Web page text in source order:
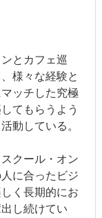
とカフェ巡
様々な経験と
ッチした究極
てもらうよう
動している。
クール・オン
に合ったビジ
く長期的にお
し続けてい